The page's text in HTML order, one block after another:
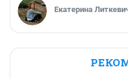
Екатерина